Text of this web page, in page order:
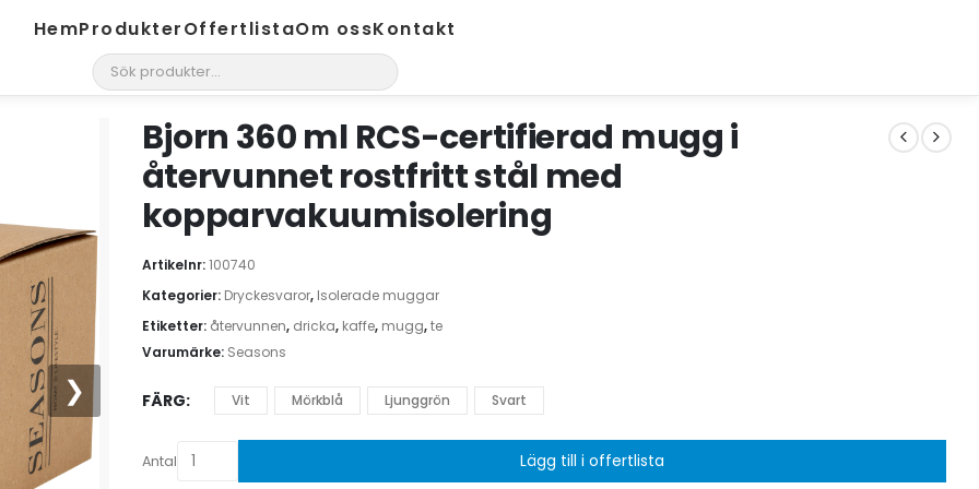
HemProdukterOffertlistaOm ossKontakt
❯
Bjorn 360 ml RCS-certifierad mugg i
återvunnet rostfritt stål med
kopparvakuumisolering
Artikelnr:100740
Kategorier: Dryckesvaror, Isolerade muggar
Etiketter: återvunnen, dricka, kaffe, mugg,te
Varumärke: Seasons
FÄRG Vit Mörkblå Ljunggrön Svart
Antal Lägg till i offertlista